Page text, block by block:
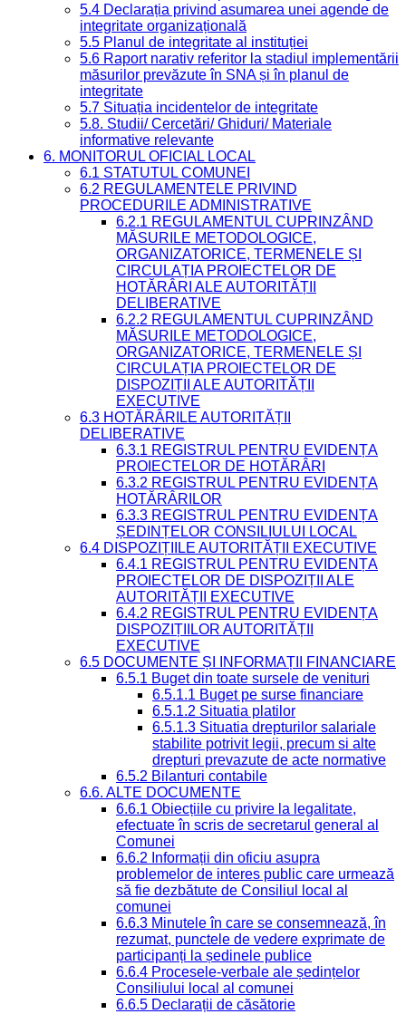
5.4 Declarația privind asumarea unei agende de
integritate organizațională
5.5 Planul de integritate al instituției
5.6 Raport narativ referitor la stadiul implementării
măsurilor prevăzute în SNA și în planul de
integritate
5.7 Situația incidentelor de integritate
5.8. Studii/ Cercetări/ Ghiduri/ Materiale
informative relevante
6. MONITORUL OFICIAL LOCAL
6.1 STATUTUL COMUNEI
6.2 REGULAMENTELE PRIVIND
PROCEDURILE ADMINISTRATIVE
6.2.1 REGULAMENTUL CUPRINZÂND
MĂSURILE METODOLOGICE,
ORGANIZATORICE, TERMENELE ȘI
CIRCULAȚIA PROIECTELOR DE
HOTĂRÂRI ALE AUTORITĂȚII
DELIBERATIVE
6.2.2 REGULAMENTUL CUPRINZÂND
MĂSURILE METODOLOGICE,
ORGANIZATORICE, TERMENELE ȘI
CIRCULAȚIA PROIECTELOR DE
DISPOZIȚII ALE AUTORITĂȚII
EXECUTIVE
6.3 HOTĂRÂRILE AUTORITĂȚII
DELIBERATIVE
6.3.1 REGISTRUL PENTRU EVIDENȚA
PROIECTELOR DE HOTĂRÂRI
6.3.2 REGISTRUL PENTRU EVIDENȚA
HOTĂRÂRILOR
6.3.3 REGISTRUL PENTRU EVIDENȚA
ȘEDINȚELOR CONSILIULUI LOCAL
6.4 DISPOZIȚIILE AUTORITĂȚII EXECUTIVE
6.4.1 REGISTRUL PENTRU EVIDENȚA
PROIECTELOR DE DISPOZIȚII ALE
AUTORITĂȚII EXECUTIVE
6.4.2 REGISTRUL PENTRU EVIDENȚA
DISPOZIȚIILOR AUTORITĂȚII
EXECUTIVE
6.5 DOCUMENTE ȘI INFORMAȚII FINANCIARE
6.5.1 Buget din toate sursele de venituri
6.5.1.1 Buget pe surse financiare
6.5.1.2 Situatia platilor
6.5.1.3 Situatia drepturilor salariale
stabilite potrivit legii, precum si alte
drepturi prevazute de acte normative
6.5.2 Bilanturi contabile
6.6. ALTE DOCUMENTE
6.6.1 Obiecțiile cu privire la legalitate,
efectuate în scris de secretarul general al
Comunei
6.6.2 Informații din oficiu asupra
problemelor de interes public care urmează
să fie dezbătute de Consiliul local al
comunei
6.6.3 Minutele în care se consemnează, în
rezumat, punctele de vedere exprimate de
participanți la ședinele publice
6.6.4 Procesele-verbale ale ședințelor
Consiliului local al comunei
6.6.5 Declarații de căsătorie